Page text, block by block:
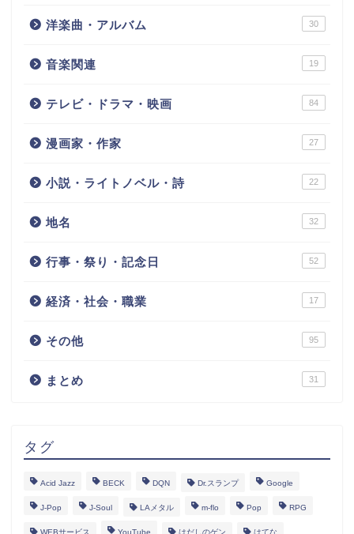
洋楽曲・アルバム 30
音楽関連 19
テレビ・ドラマ・映画 84
漫画家・作家 27
小説・ライトノベル・詩 22
地名 32
行事・祭り・記念日 52
経済・社会・職業 17
その他 95
まとめ 31
タグ
Acid Jazz BECK DQN Dr.スランプ Google
J-Pop J-Soul LAメタル m-flo Pop RPG
WEBサービス YouTube はだしのゲン はてな